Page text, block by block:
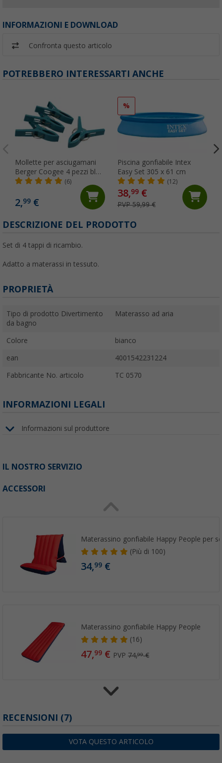
INFORMAZIONI E DOWNLOAD
Confronta questo articolo
POTREBBERO INTERESSARTI ANCHE
Mollette per asciugamani
Berger Coogee 4 pezzi blu
chiaro
(6)
2,99 €
%
Piscina gonfiabile Intex
Easy Set 305 x 61 cm
(12)
38,99€
PVP 59,99 €
DESCRIZIONE DEL PRODOTTO
Set di 4 tappi di ricambio.
Adatto a materassi in tessuto.
PROPRIETÀ
Tipo di prodotto Divertimento
da bagno
Materasso ad aria
Colore bianco
ean 4001542231224
Fabbricante No. articolo TC 0570
INFORMAZIONI LEGALI
Informazioni sul produttore
IL NOSTRO SERVIZIO
ACCESSORI
Materassino gonfiabile Happy People per
(Più di 100)
34,99 €
Materassino gonfiabile Happy People
(16)
47,99 € PVP74,99€
34,99€PVP 40,99€
RECENSIONI (7)
VOTA QUESTO ARTICOLO